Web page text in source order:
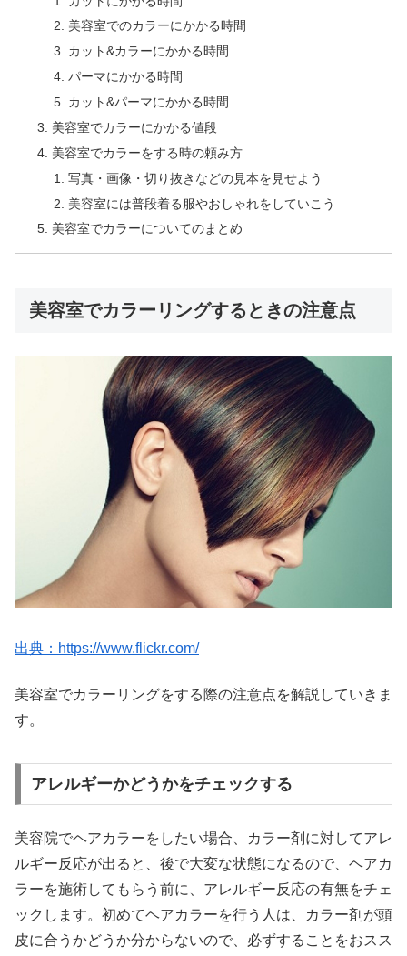
美容室でのカラーにかかる時間
カット&カラーにかかる時間
パーマにかかる時間
カット&パーマにかかる時間
美容室でカラーにかかる値段
美容室でカラーをする時の頼み方
写真・画像・切り抜きなどの見本を見せよう
美容室には普段着る服やおしゃれをしていこう
美容室でカラーについてのまとめ
美容室でカラーリングするときの注意点
出典：https://www.flickr.com/
美容室でカラーリングをする際の注意点を解説していきま
す。
アレルギーかどうかをチェックする
美容院でヘアカラーをしたい場合、カラー剤に対してアレ
ルギー反応が出ると、後で大変な状態になるので、ヘアカ
ラーを施術してもらう前に、アレルギー反応の有無をチェ
ックします。初めてヘアカラーを行う人は、カラー剤が頭
皮に合うかどうか分からないので、必ずすることをおスス